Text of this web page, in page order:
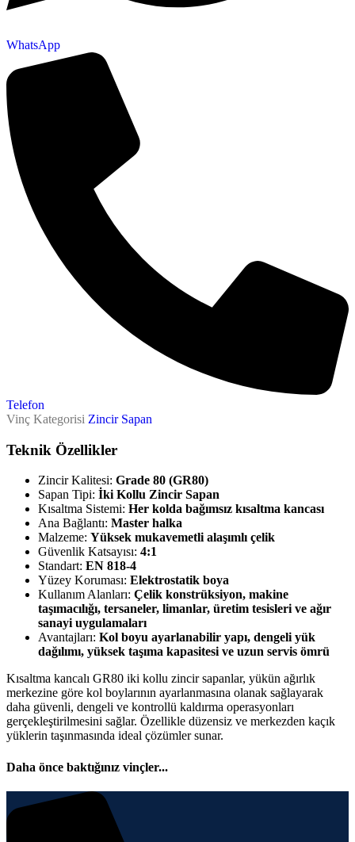
WhatsApp
Telefon
Vinç Kategorisi Zincir Sapan
Teknik Özellikler
Zincir Kalitesi: Grade 80 (GR80)
Sapan Tipi: İki Kollu Zincir Sapan
Kısaltma Sistemi: Her kolda bağımsız kısaltma kancası
Ana Bağlantı: Master halka
Malzeme: Yüksek mukavemetli alaşımlı çelik
Güvenlik Katsayısı: 4:1
Standart: EN 818-4
Yüzey Koruması: Elektrostatik boya
Kullanım Alanları: Çelik konstrüksiyon, makine
taşımacılığı, tersaneler, limanlar, üretim tesisleri ve ağır
sanayi uygulamaları
Avantajları: Kol boyu ayarlanabilir yapı, dengeli yük
dağılımı, yüksek taşıma kapasitesi ve uzun servis ömrü
Kısaltma kancalı GR80 iki kollu zincir sapanlar, yükün ağırlık
merkezine göre kol boylarının ayarlanmasına olanak sağlayarak
daha güvenli, dengeli ve kontrollü kaldırma operasyonları
gerçekleştirilmesini sağlar. Özellikle düzensiz ve merkezden kaçık
yüklerin taşınmasında ideal çözümler sunar.
Daha önce baktığınız vinçler...